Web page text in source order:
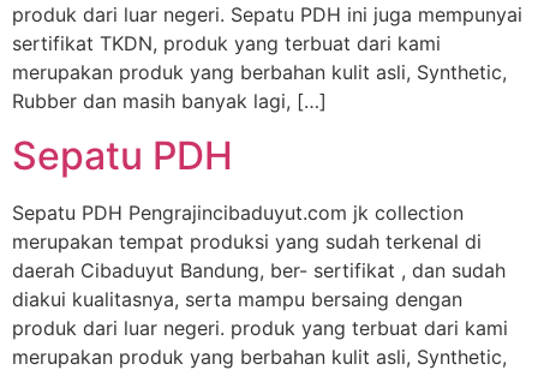
produk dari luar negeri. Sepatu PDH ini juga mempunyai
sertifikat TKDN, produk yang terbuat dari kami
merupakan produk yang berbahan kulit asli, Synthetic,
Rubber dan masih banyak lagi, […]
Sepatu PDH
Sepatu PDH Pengrajincibaduyut.com jk collection
merupakan tempat produksi yang sudah terkenal di
daerah Cibaduyut Bandung, ber- sertifikat , dan sudah
diakui kualitasnya, serta mampu bersaing dengan
produk dari luar negeri. produk yang terbuat dari kami
merupakan produk yang berbahan kulit asli, Synthetic,